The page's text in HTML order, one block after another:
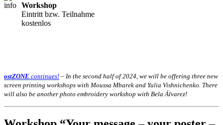
Workshop
Eintritt bzw. Teilnahme
kostenlos
ostZONE continues! – In the second half of 2024, we will be offering three new
screen printing workshops with Moussa Mbarek and Yulia Vishnichenko. There
will also be another photo embroidery workshop with Bela Álvarez!